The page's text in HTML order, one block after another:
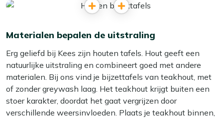
Materialen bepalen de uitstraling
Erg geliefd bij Kees zijn houten tafels. Hout geeft een
natuurlijke uitstraling en combineert goed met andere
materialen. Bij ons vind je bijzettafels van teakhout, met
of zonder greywash laag. Het teakhout krijgt buiten een
stoer karakter, doordat het gaat vergrijzen door
verschillende weersinvloeden. Plaats je teakhout binnen,